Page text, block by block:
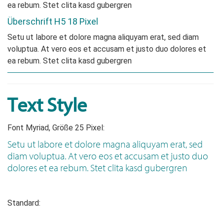
ea rebum. Stet clita kasd gubergren
Überschrift H5 18 Pixel
Setu ut labore et dolore magna aliquyam erat, sed diam
voluptua. At vero eos et accusam et justo duo dolores et
ea rebum. Stet clita kasd gubergren
Text Style
Font Myriad, Größe 25 Pixel:
Setu ut labore et dolore magna aliquyam erat, sed
diam voluptua. At vero eos et accusam et justo duo
dolores et ea rebum. Stet clita kasd gubergren
Standard: